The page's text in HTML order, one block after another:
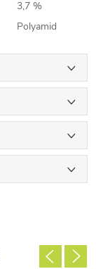
3,7 %
Polyamid